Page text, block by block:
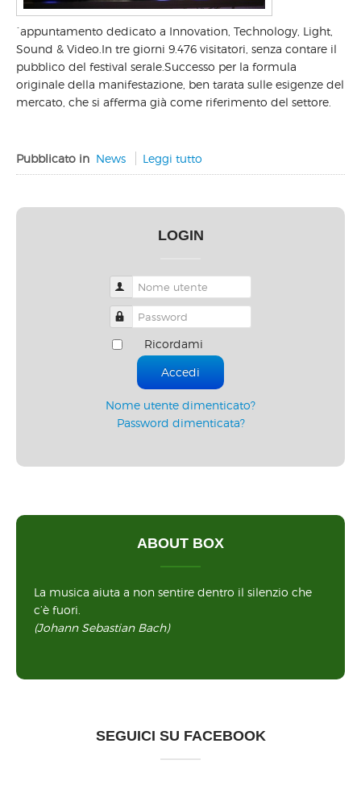
´appuntamento dedicato a Innovation, Technology, Light,
Sound & Video.In tre giorni 9.476 visitatori, senza contare il
pubblico del festival serale.Successo per la formula
originale della manifestazione, ben tarata sulle esigenze del
mercato, che si afferma già come riferimento del settore.
Pubblicato in News Leggi tutto
LOGIN
Nome utente
Password
Ricordami
Accedi
Nome utente dimenticato?
Password dimenticata?
ABOUT BOX
La musica aiuta a non sentire dentro il silenzio che
c’è fuori.
(Johann Sebastian Bach)
SEGUICI SU FACEBOOK